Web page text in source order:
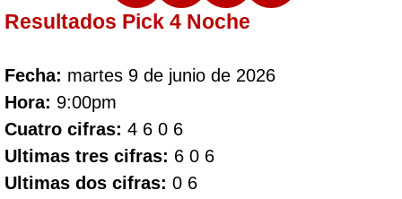
Resultados Pick 4 Noche
Fecha: martes 9 de junio de 2026
Hora: 9:00pm
Cuatro cifras: 4 6 0 6
Ultimas tres cifras: 6 0 6
Ultimas dos cifras: 0 6